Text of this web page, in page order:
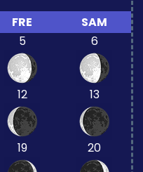
FRE
SAM
5 6
12 13
19 20